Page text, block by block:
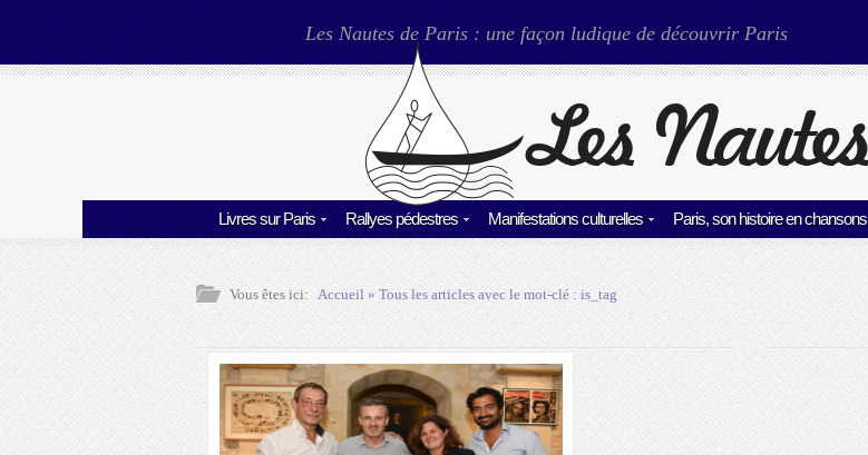
Les Nautes de Paris : une façon ludique de découvrir Paris
Livres sur Paris Rallyes pédestres Manifestations culturelles Paris, son histoire en chansons
Vous êtes ici: Accueil» Tous les articles avec le mot-clé :is_tag